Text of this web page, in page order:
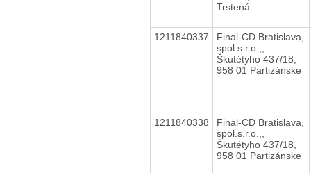
Trstená
1211840337
Final-CD Bratislava,
spol.s.r.o.,,
Škutétyho 437/18,
958 01 Partizánske
1211840338
Final-CD Bratislava,
spol.s.r.o.,,
Škutétyho 437/18,
958 01 Partizánske